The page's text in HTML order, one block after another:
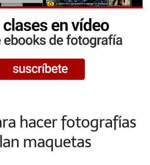
hacer fotografías
maquetas